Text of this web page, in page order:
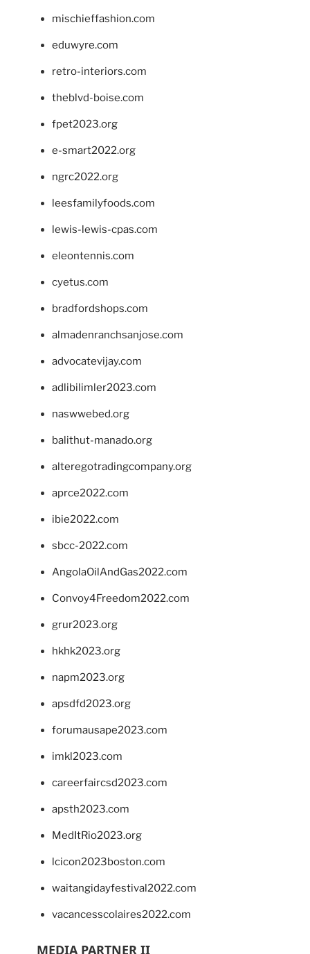
mischieffashion.com
eduwyre.com
retro-interiors.com
theblvd-boise.com
fpet2023.org
e-smart2022.org
ngrc2022.org
leesfamilyfoods.com
lewis-lewis-cpas.com
eleontennis.com
cyetus.com
bradfordshops.com
almadenranchsanjose.com
advocatevijay.com
adlibilimler2023.com
naswwebed.org
balithut-manado.org
alteregotradingcompany.org
aprce2022.com
ibie2022.com
sbcc-2022.com
AngolaOilAndGas2022.com
Convoy4Freedom2022.com
grur2023.org
hkhk2023.org
napm2023.org
apsdfd2023.org
forumausape2023.com
imkl2023.com
careerfaircsd2023.com
apsth2023.com
MedItRio2023.org
lcicon2023boston.com
waitangidayfestival2022.com
vacancesscolaires2022.com
MEDIA PARTNER II